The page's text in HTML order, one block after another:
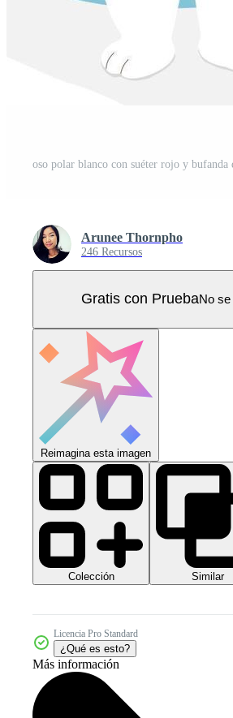
Arunee Thornpho
246 Recursos
Gratis con PruebaNo se
Reimagina esta imagen
Colección Similar
Licencia Pro Standard
¿Qué es esto?
Más información